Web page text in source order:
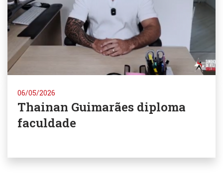
06/05/2026
Thainan Guimarães diploma
faculdade